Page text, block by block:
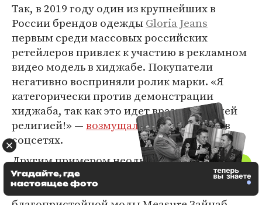
Так, в 2019 году один из крупнейших в
России брендов одеждыGloria Jeans
первым среди массовых российских
ретейлеров привлек к участию в рекламном
видео модель в хиджабе. Покупатели
негативно восприняли ролик марки. «Я
категорически против демонстрации
хиджаба, так как это идет вразрез с нашей
религией!» —возмущалисьпокупатели в
соцсетях.
Другим примером неоднозначной реакции
общества на хиджаб является ситуация,
произошедшая с дизайнером бренда
Угадайте, где
настоящее фото